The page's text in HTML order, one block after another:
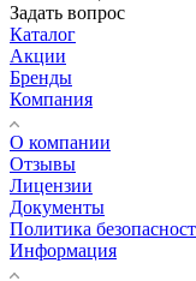
Задать вопрос
Каталог
Акции
Бренды
Компания
О компании
Отзывы
Лицензии
Документы
Политика
Информация